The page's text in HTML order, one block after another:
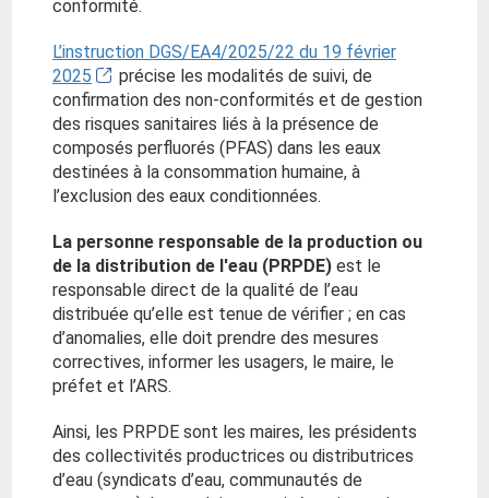
conformité.
L’instruction DGS/EA4/2025/22 du 19 février
2025
précise les modalités de suivi, de
confirmation des non-conformités et de gestion
des risques sanitaires liés à la présence de
composés perfluorés (PFAS) dans les eaux
destinées à la consommation humaine, à
l’exclusion des eaux conditionnées.
La personne responsable de la production ou
de la distribution de l'eau (PRPDE) est le
responsable direct de la qualité de l’eau
distribuée qu’elle est tenue de vérifier ; en cas
d’anomalies, elle doit prendre des mesures
correctives, informer les usagers, le maire, le
préfet et l’ARS.
Ainsi, les PRPDE sont les maires, les présidents
des collectivités productrices ou distributrices
d’eau (syndicats d’eau, communautés de